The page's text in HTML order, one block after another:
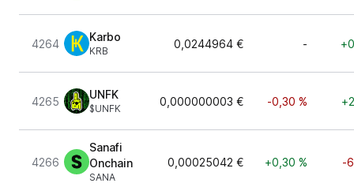
4264
Karbo
KRB
0,0244964 € -
4265
UNFK
$UNFK
0,000000003 € -0,30 %
4266
Sanafi
Onchain
SANA
0,00025042 € +0,30 % -